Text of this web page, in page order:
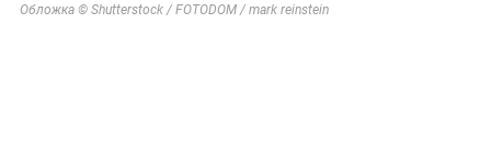
Обложка © Shutterstock / FOTODOM / mark reinstein